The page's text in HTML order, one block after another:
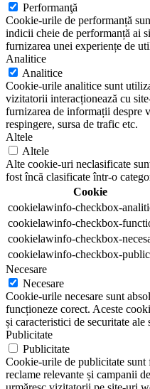
Performanţă
Cookie-urile de performanță
indicii cheie de performanță ai
furnizarea unei experiențe de
Analitice
Analitice
Cookie-urile analitice sunt
vizitatorii interacționează cu
furnizarea de informații despre
respingere, sursa de trafic etc.
Altele
Altele
Alte cookie-uri neclasificate
fost încă clasificate într-o
Cookie
cookielawinfo-checkbox-
cookielawinfo-checkbox-
cookielawinfo-checkbox-
cookielawinfo-checkbox-
Necesare
Necesare
Cookie-urile necesare sunt
funcționeze corect. Aceste
și caracteristici de securitate
Publicitate
Publicitate
Cookie-urile de publicitate
reclame relevante și campanii